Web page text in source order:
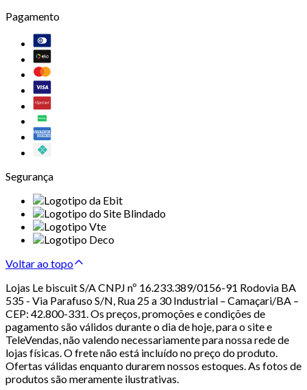
Pagamento
Segurança
Voltar ao topo
Lojas Le biscuit S/A CNPJ nº 16.233.389/0156-91 Rodovia BA
535 - Via Parafuso S/N, Rua 25 a 30 Industrial – Camaçari/BA –
CEP: 42.800-331. Os preços, promoções e condições de
pagamento são válidos durante o dia de hoje, para o site e
TeleVendas, não valendo necessariamente para nossa rede de
lojas físicas. O frete não está incluído no preço do produto.
Ofertas válidas enquanto durarem nossos estoques. As fotos de
produtos são meramente ilustrativas.